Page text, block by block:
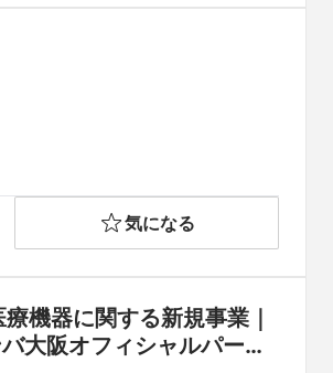
気になる
機器に関する新規事業｜
大阪オフィシャルパート